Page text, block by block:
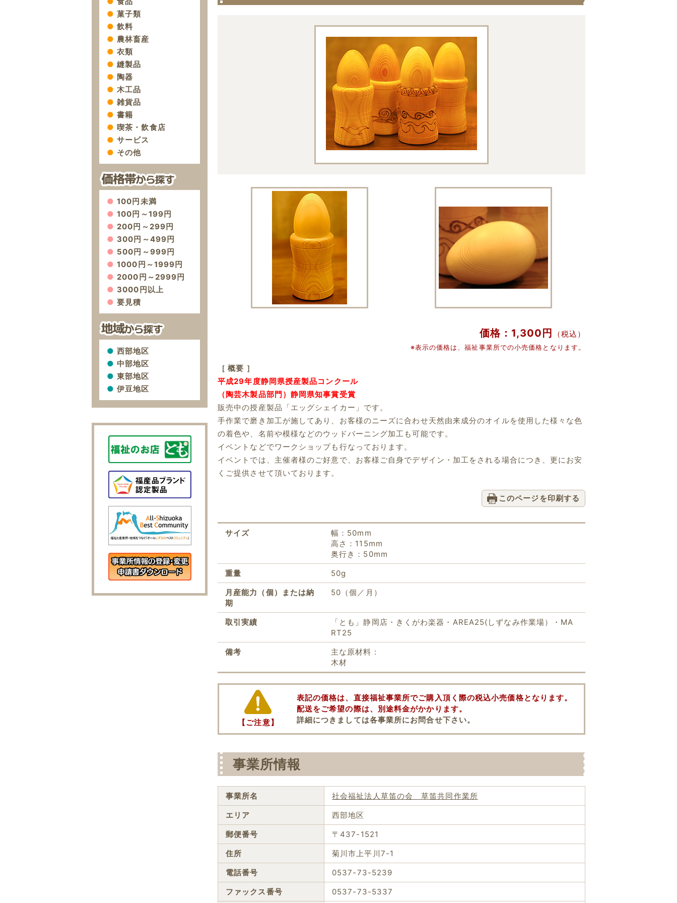
価格：1,300円 （税込）
※表示の価格は、福祉事業所での小売価格となります。
［ 概要 ］
平成29年度静岡県授産製品コンクール
（陶芸木製品部門）静岡県知事賞受賞
販売中の授産製品「エッグシェイカー」です。
手作業で磨き加工が施してあり、お客様のニーズに合わせ天然由来成分のオイルを使用した様々な色
の着色や、名前や模様などのウッドバーニング加工も可能です。
イベントなどでワークショップも行なっております。
イベントでは、主催者様のご好意で、お客様ご自身でデザイン・加工をされる場合につき、更にお安
くご提供させて頂いております。
このページを印刷する
サイズ
幅：50mm
高さ：115mm
奥行き：50mm
重量
50g
月産能力（個）または納
期
50（個／月）
取引実績
「とも」静岡店・きくがわ楽器・AREA25(しずなみ作業場）・MA
RT25
備考
主な原材料 :
木材
【ご注意】
表記の価格は、直接福祉事業所でご購入頂く際の税込小売価格となります。
配送をご希望の際は、別途料金がかかります。
詳細につきましては各事業所にお問合せ下さい。
事業所情報
事業所名
社会福祉法人草笛の会 草笛共同作業所
エリア
西部地区
郵便番号
〒437-1521
住所
菊川市上平川7-1
電話番号
0537-73-5239
ファックス番号
0537-73-5337
菓子類
飲料
農林畜産
衣類
縫製品
陶器
木工品
雑貨品
書籍
喫茶・飲食店
サービス
その他
100円未満
100円～199円
200円～299円
300円～499円
500円～999円
1000円～1999円
2000円～2999円
3000円以上
要見積
西部地区
中部地区
東部地区
伊豆地区